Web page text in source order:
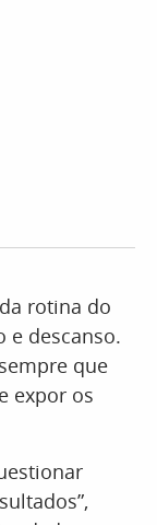
rotina do
e descanso.
que
expor os